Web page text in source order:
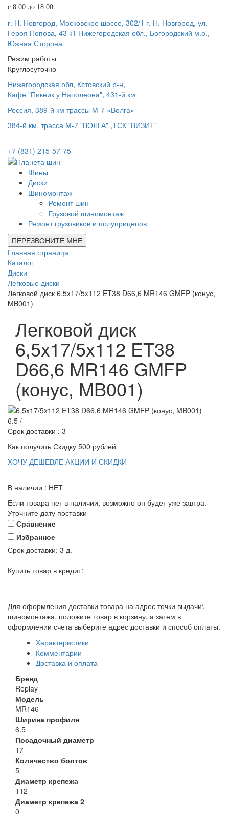
с 8:00 до 18:00
г. Н. Новгород, Московское шоссе, 302/1 г. Н. Новгород, ул.
Героя Попова, 43 к1 Нижегородская обл., Богородский м.о.,
Южная Сторона
Режим работы
Круглосуточно
Нижегородская обл, Кстовский р-н,
Кафе "Пикник у Наполеона", 431-й км
Россия, 389-й км трассы М-7 «Волга»
384-й км. трасса М-7 "ВОЛГА" ,ТСК "ВИЗИТ"
+7 (831) 215-57-75
Шины
Диски
Шиномонтаж
Ремонт шин
Грузовой шиномонтаж
Ремонт грузовиков и полуприцепов
ПЕРЕЗВОНИТЕ МНЕ
Главная страница
Каталог
Диски
Легковые диски
Легковой диск 6,5x17/5x112 ET38 D66,6 MR146 GMFP (конус,
MB001)
Легковой диск
6,5x17/5x112 ET38
D66,6 MR146 GMFP
(конус, MB001)
6.5 /
Срок доставки : 3
Как получить Скидку 500 рублей
ХОЧУ ДЕШЕВЛЕ АКЦИИ И СКИДКИ
В наличии : НЕТ
Если товара нет в наличии, возможно он будет уже завтра.
Уточните дату поставки
Сравнение
Избранное
Срок доставки: 3 д.
Купить товар в кредит:
Для оформления доставки товара на адрес точки выдачи\
шиномонтажа, положите товар в корзину, а затем в
оформлении счета выберите адрес доставки и способ оплаты.
Характеристики
Комментарии
Доставка и оплата
Бренд
Replay
Модель
MR146
Ширина профиля
6.5
Посадочный диаметр
17
Количество болтов
5
Диаметр крепежа
112
Диаметр крепежа 2
0